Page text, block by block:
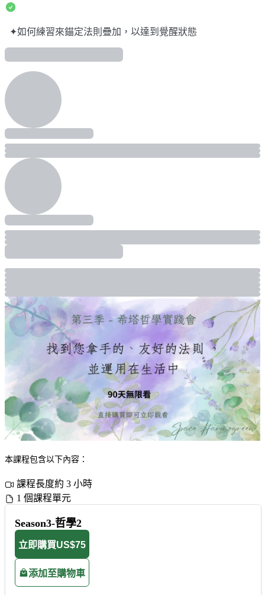
✦如何練習來錨定法則疊加，以達到覺醒狀態
本課程包含以下內容：
課程長度約 3 小時
1 個課程單元
Season3-哲學2
立即購買US$75
添加至購物車